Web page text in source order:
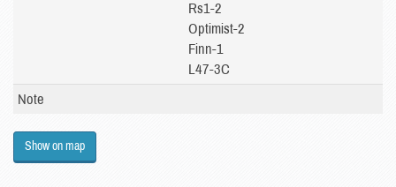
Rs1-2
Optimist-2
Finn-1
L47-3C
Note
Show on map